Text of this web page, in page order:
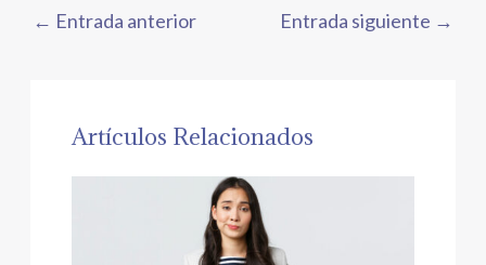
← Entrada anterior Entrada siguiente →
Artículos Relacionados